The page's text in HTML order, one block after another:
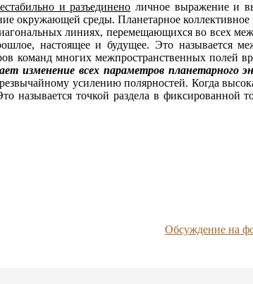
и разъединено личное выражение и
окружающей среды. Планетарное коллективное
линиях, перемещающихся во всех
настоящее и будущее. Это называется
команд многих межпространственных полей
изменение всех параметров планетарного
усилению полярностей. Когда
называется точкой раздела в
Обсуждение на